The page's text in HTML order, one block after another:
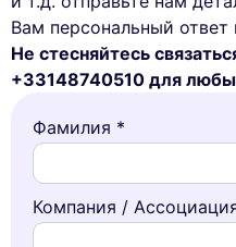
Вам персональный ответ
Не стесняйтесь
+33148740510 для
Фамилия *
Компания /